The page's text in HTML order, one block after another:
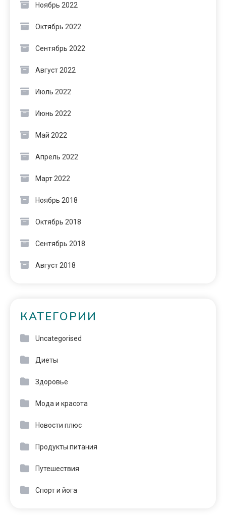
Ноябрь 2022
Октябрь 2022
Сентябрь 2022
Август 2022
Июль 2022
Июнь 2022
Май 2022
Апрель 2022
Март 2022
Ноябрь 2018
Октябрь 2018
Сентябрь 2018
Август 2018
КАТЕГОРИИ
Uncategorised
Диеты
Здоровье
Мода и красота
Новости плюс
Продукты питания
Путешествия
Спорт и йога